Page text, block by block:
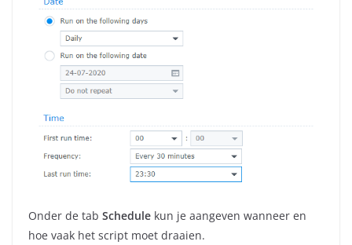
Onder de tab Schedule kun je aangeven wanneer en
hoe vaak het script moet draaien.